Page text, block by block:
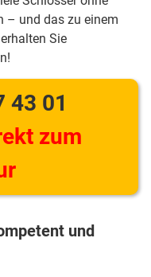
– und das zu einem
Sie
43 01
zum
und